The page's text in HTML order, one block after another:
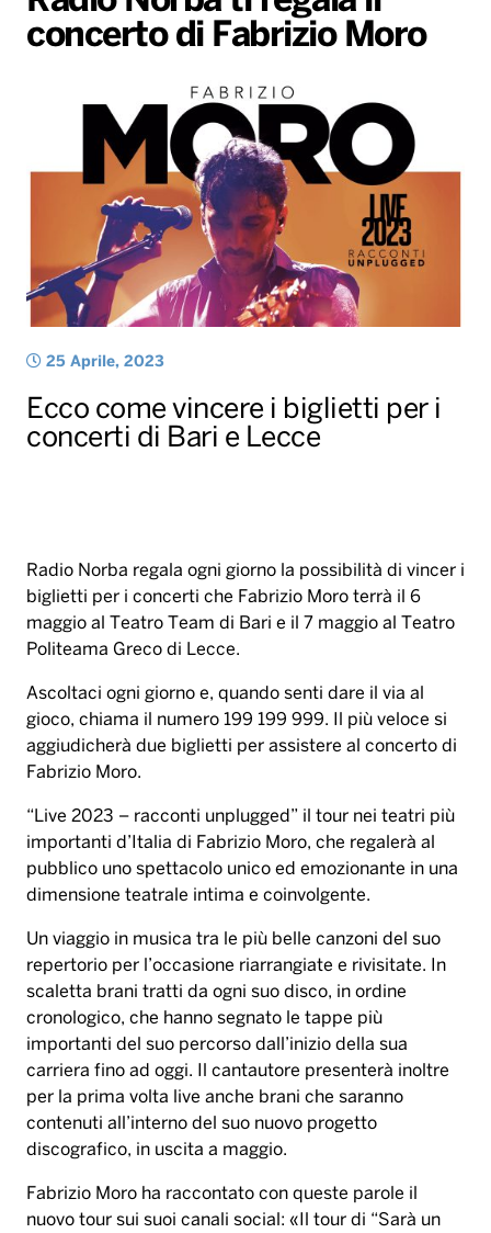
PALATOUR
Musica e Spettacolo
Radio Norba Consiglia
Leggerissime
Generale
Novità
Notiziario
Interviste
Oroscopo
Speciale Astrabilia 2026
Radio Norba News TV
Battiti Live 2026
Gallery
concerto di Fabrizio Moro
25 Aprile, 2023
Ecco come vincere i biglietti per i
concerti di Bari e Lecce
Radio Norba regala ogni giorno la possibilità di vincer i
biglietti per i concerti che Fabrizio Moro terrà il 6
maggio al Teatro Team di Bari e il 7 maggio al Teatro
Politeama Greco di Lecce.
Ascoltaci ogni giorno e, quando senti dare il via al
gioco, chiama il numero 199 199 999. Il più veloce si
aggiudicherà due biglietti per assistere al concerto di
Fabrizio Moro.
“Live 2023 – racconti unplugged” il tour nei teatri più
importanti d’Italia di Fabrizio Moro, che regalerà al
pubblico uno spettacolo unico ed emozionante in una
dimensione teatrale intima e coinvolgente.
Un viaggio in musica tra le più belle canzoni del suo
repertorio per l’occasione riarrangiate e rivisitate. In
scaletta brani tratti da ogni suo disco, in ordine
cronologico, che hanno segnato le tappe più
importanti del suo percorso dall’inizio della sua
carriera fino ad oggi. Il cantautore presenterà inoltre
per la prima volta live anche brani che saranno
contenuti all’interno del suo nuovo progetto
discografico, in uscita a maggio.
Fabrizio Moro ha raccontato con queste parole il
nuovo tour sui suoi canali social: «Il tour di “Sarà un